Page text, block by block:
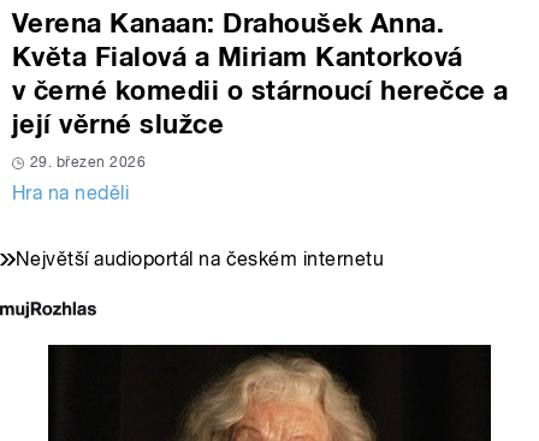
Verena Kanaan: Drahoušek Anna.
Květa Fialová a Miriam Kantorková
v černé komedii o stárnoucí herečce a
její věrné služce
29. březen 2026
Hra na neděli
Největší audioportál na českém internetu